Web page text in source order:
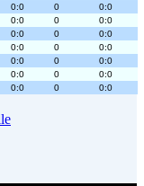
0:0 0
0:0
0:0 0
0:0
0:0 0
0:0
0:0 0
0:0
0:0 0
0:0
0:0 0
0:0
0:0 0 0:0